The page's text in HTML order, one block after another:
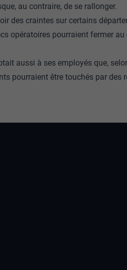
au contraire, de se rallonger.
des craintes sur certains
opératoires pourraient fermer au
aussi à ses employés que,
pourraient être touchés par des